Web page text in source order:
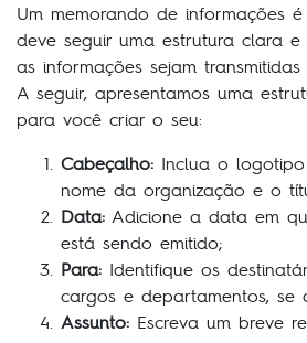
Um memorando de informações
deve seguir uma estrutura clara
as informações sejam
A seguir, apresentamos uma
para você criar o seu:
Cabeçalho: Inclua o
nome da organização e o
Data: Adicione a data em
está sendo emitido;
Para: Identifique os
cargos e departamentos, se
Assunto: Escreva um breve